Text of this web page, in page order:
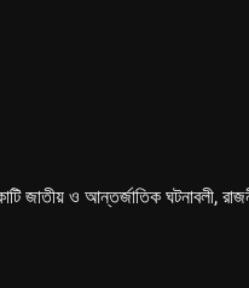
জাতীয় ও আন্তর্জাতিক ঘটনাবলী,